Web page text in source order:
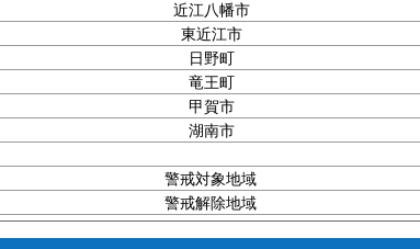
近江八幡市
東近江市
日野町
竜王町
甲賀市
湖南市
警戒対象地域
警戒解除地域